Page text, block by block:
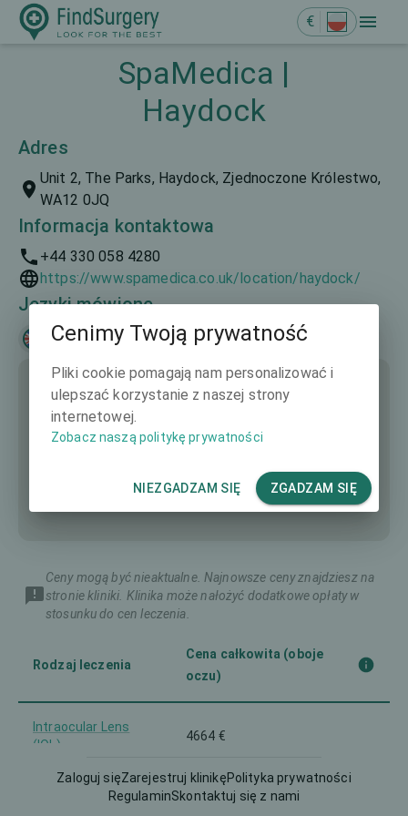
€
SpaMedica |
Haydock
Adres
Unit 2, The Parks, Haydock, Zjednoczone Królestwo,
WA12 0JQ
Informacja kontaktowa
+44 330 058 4280
https://www.spamedica.co.uk/location/haydock/
Języki mówione
English
Ceny mogą być nieaktualne. Najnowsze ceny znajdziesz na
stronie kliniki. Klinika może nałożyć dodatkowe opłaty w
stosunku do cen leczenia.
Rodzaj leczenia
Cena całkowita (oboje
oczu)
Intraocular Lens
(IOL)
4664 €
Zaloguj sięZarejestruj klinikęPolityka prywatności
RegulaminSkontaktuj się z nami
Cenimy Twoją prywatność
Pliki cookie pomagają nam personalizować i
ulepszać korzystanie z naszej strony
internetowej.
Zobacz naszą politykę prywatności
NIEZGADZAM SIĘ ZGADZAM SIĘ